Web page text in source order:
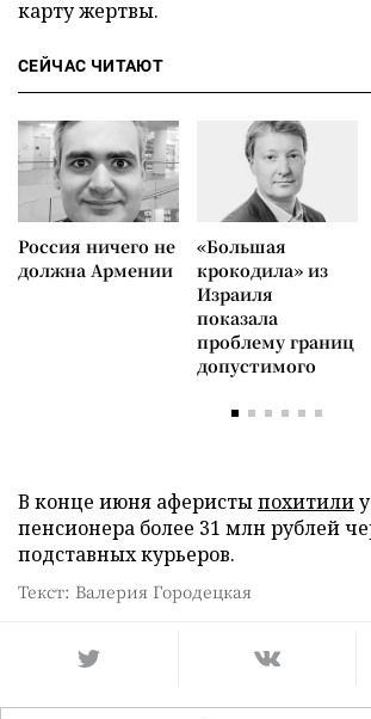
карту жертвы.
СЕЙЧАС ЧИТАЮТ
Россия ничего не
должна Армении
«Большая
крокодила» из
Израиля
показала
проблему границ
допустимого
В конце июня аферистыпохитили
пенсионера более 31 млн рублей
подставных курьеров.
Текст: Валерия Городецкая